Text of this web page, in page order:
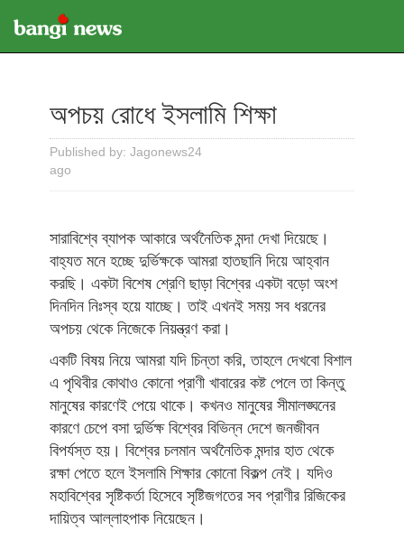
অপচয় রোধে ইসলামি শিক্ষা
Published by: Jagonews24
ago
সারাবিশ্বে ব্যাপক আকারে অর্থনৈতিক মন্দা দেখা দিয়েছে।
বাহ্যত মনে হচ্ছে দুর্ভিক্ষকে আমরা হাতছানি দিয়ে আহ্বান
করছি। একটা বিশেষ শ্রেণি ছাড়া বিশ্বের একটা বড়ো অংশ
দিনদিন নিঃস্ব হয়ে যাচ্ছে। তাই এখনই সময় সব ধরনের
অপচয় থেকে নিজেকে নিয়ন্ত্রণ করা।
একটি বিষয় নিয়ে আমরা যদি চিন্তা করি, তাহলে দেখবো বিশাল
এ পৃথিবীর কোথাও কোনো প্রাণী খাবারের কষ্ট পেলে তা কিন্তু
মানুষের কারণেই পেয়ে থাকে। কখনও মানুষের সীমালঙ্ঘনের
কারণে চেপে বসা দুর্ভিক্ষ বিশ্বের বিভিন্ন দেশে জনজীবন
বিপর্যস্ত হয়। বিশ্বের চলমান অর্থনৈতিক মন্দার হাত থেকে
রক্ষা পেতে হলে ইসলামি শিক্ষার কোনো বিকল্প নেই। যদিও
মহাবিশ্বের সৃষ্টিকর্তা হিসেবে সৃষ্টিজগতের সব প্রাণীর রিজিকের
দায়িত্ব আল্লাহপাক নিয়েছেন।